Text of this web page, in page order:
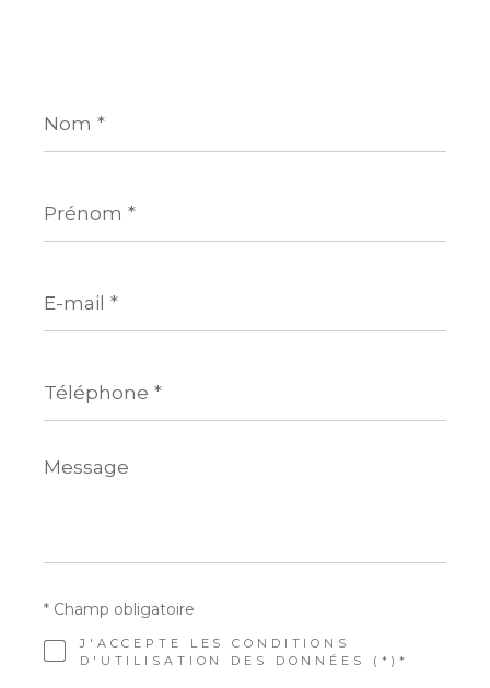
*
*
mail
*
*
Message
*
J'ACCEPTE LES CONDITIONS
D'UTILISATION DES DONNÉES (*)*
* Champ obligatoire